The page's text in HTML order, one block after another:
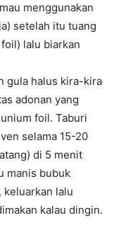
menggunakan
setelah itu tuang
lalu biarkan
gula halus kira-kira
adonan yang
foil. Taburi
selama 15-20
di 5 menit
manis bubuk
keluarkan lalu
kalau dingin.